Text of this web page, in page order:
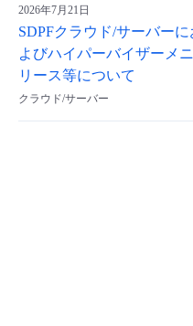
2026年7月21日
SDPFクラウド/サーバー
よびハイパーバイザーメ
リース等について
クラウド/サーバー